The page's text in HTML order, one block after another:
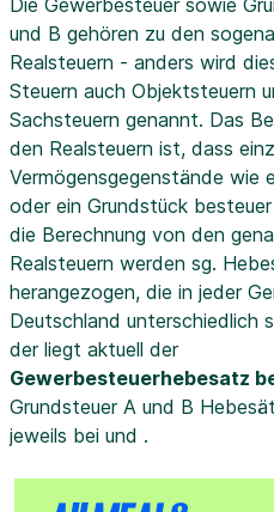
und B gehören zu den
Realsteuern - anders wird
Steuern auch Objektsteuern
Sachsteuern genannt. Das
den Realsteuern ist, dass
Vermögensgegenstände wie
oder ein Grundstück
die Berechnung von den
Realsteuern werden sg.
herangezogen, die in jeder
Deutschland unterschiedlich
der liegt aktuell der
Gewerbesteuerhebesatz
Grundsteuer A und B
jeweils bei und .